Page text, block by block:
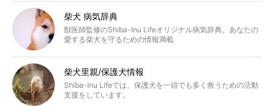
柴犬 病気辞典
獣医師監修のShiba-Inu Lifeオリジナル病気辞典。あなたの
愛する柴犬を守るための情報満載
柴犬里親/保護犬情報
Shiba-Inu Lifeでは、保護犬を一頭でも多く救うための活動
支援をしています。